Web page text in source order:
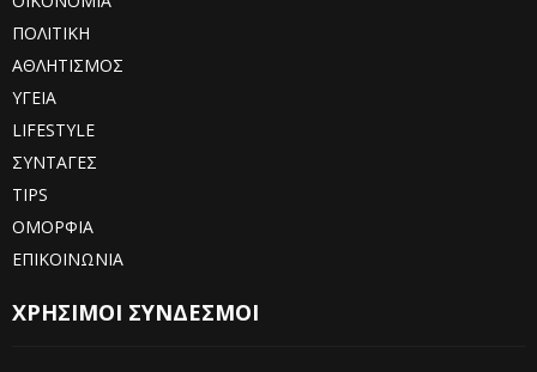
ΠΟΛΙΤΙΚΗ
ΑΘΛΗΤΙΣΜΟΣ
ΥΓΕΙΑ
LIFESTYLE
ΣΥΝΤΑΓΕΣ
TIPS
ΟΜΟΡΦΙΑ
ΕΠΙΚΟΙΝΩΝΙΑ
ΧΡΗΣΙΜΟΙ ΣΥΝΔΕΣΜΟΙ